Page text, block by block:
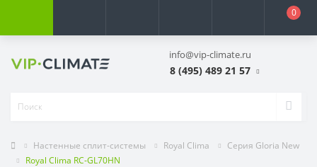
0
info@vip-climate.ru
8 (495) 489 21 57
Настенные сплит-системы Royal Clima
Серия Gloria New
Royal Clima RC-GL70HN